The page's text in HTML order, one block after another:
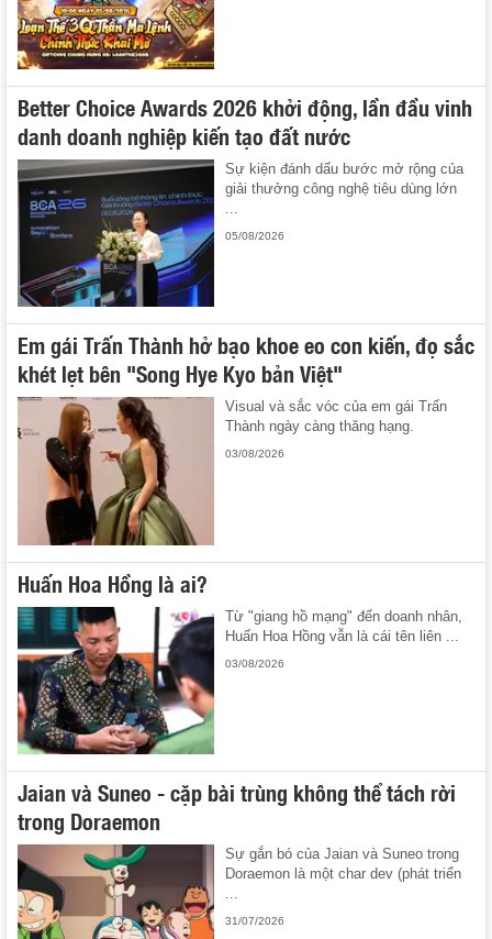
Better Choice Awards 2026 khởi động, lần đầu vinh
danh doanh nghiệp kiến tạo đất nước
Sự kiện đánh dấu bước mở rộng của
giải thưởng công nghệ tiêu dùng lớn
05/08/2026
Em gái Trấn Thành hở bạo khoe eo con kiến, đọ sắc
khét lẹt bên "Song Hye Kyo bản Việt"
Visual và sắc vóc của em gái Trấn
Thành ngày càng thăng hạng.
03/08/2026
Huấn Hoa Hồng là ai?
Từ "giang hồ mạng" đến doanh nhân,
Huấn Hoa Hồng vẫn là cái tên liên ...
03/08/2026
Jaian và Suneo - cặp bài trùng không thể tách rời
trong Doraemon
Sự gắn bó của Jaian và Suneo trong
Doraemon là một char dev (phát triển
31/07/2026